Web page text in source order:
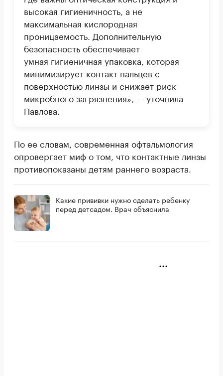
высокая гигиеничность, а не
максимальная кислородная
проницаемость. Дополнительную
безопасность обеспечивает
умная гигиеничная упаковка, которая
минимизирует контакт пальцев с
поверхностью линзы и снижает риск
микробного загрязнения», — уточнила
Павлова.
По ее словам, современная офтальмология
опровергает миф о том, что контактные линзы
противопоказаны детям раннего возраста.
Какие прививки нужно сделать ребенку
перед детсадом. Врач объяснила